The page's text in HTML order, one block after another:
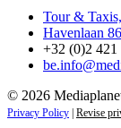
Tour &
Havenlaan
+32 (0)2 421
© 2026
Privacy Policy Revise